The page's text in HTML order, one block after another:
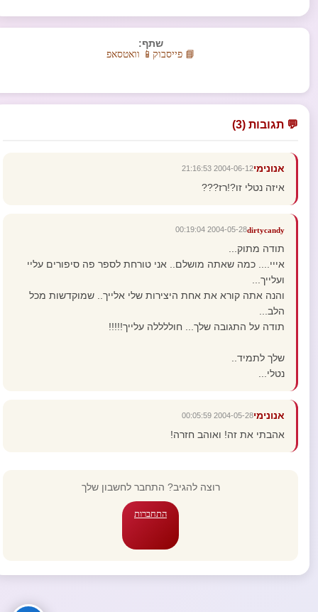
שתף:
📘 פייסבוק 📱 וואטסאפ
💬 תגובות (3)
אנונימי2004-06-12 21:16:53
איזה נטלי זו?!רז???
dirtycandy
2004-05-28 00:19:04
תודה מתוק...
אייי.... כמה שאתה מושלם.. אני טורחת לספר פה סיפורים עליי
ועלייך...
והנה אתה קורא את אחת היצירות שלי אלייך.. שמוקדשות מכל
הלב...
תודה על התגובה שלך... חוללללה עלייך!!!!!
שלך לתמיד..
נטלי...
אנונימי2004-05-28 00:05:59
אהבתי את זה! ואוהב חזרה!
רוצה להגיב? התחבר לחשבון שלך
התחברות